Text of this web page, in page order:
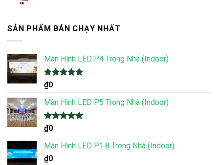
SẢN PHẨM BÁN CHẠY NHẤT
Màn Hình LED P4 Trong Nhà (Indoor)
Được xếp
hạng
5 sao
₫0
Màn Hình LED P5 Trong Nhà (Indoor)
Được xếp
hạng
5 sao
₫0
Màn Hình LED P1.8 Trong Nhà (Indoor)
₫0